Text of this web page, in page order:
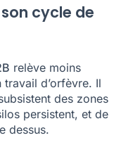
cycle de
relève moins
travail d’orfèvre. Il
des zones
persistent, et de
dessus.